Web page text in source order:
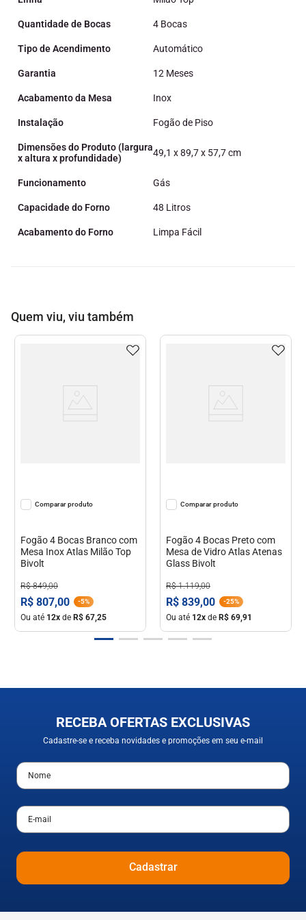
Quantidade de Bocas 4 Bocas
Tipo de Acendimento Automático
Garantia 12 Meses
Acabamento da Mesa Inox
Instalação Fogão de Piso
Dimensões do Produto (largura
x altura x profundidade)
49,1 x 89,7 x 57,7 cm
Funcionamento Gás
Capacidade do Forno 48 Litros
Acabamento do Forno Limpa Fácil
Quem viu, viu também
Comparar
Fogão 4 Bocas Branco com
Mesa Inox Atlas Milão Top
Bivolt
R$ 849,00
R$ 807,00 -5%
Ou até 12x de R$ 67,25
Comparar
Fogão 4 Bocas Preto com
Mesa de Vidro Atlas Atenas
Glass Bivolt
R$ 1.119,00
R$ 839,00 -25%
Ou até 12x de R$ 69,91
RECEBA OFERTAS EXCLUSIVAS
Cadastre-se e receba novidades e promoções em seu e-mail
Cadastrar